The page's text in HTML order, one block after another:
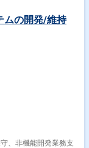
ムの開発/維持
、非機能開発業務支